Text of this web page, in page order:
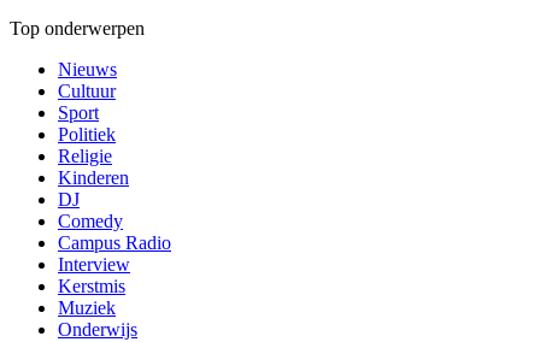
Top onderwerpen
Nieuws
Cultuur
Sport
Politiek
Religie
Kinderen
DJ
Comedy
Campus Radio
Interview
Kerstmis
Muziek
Onderwijs